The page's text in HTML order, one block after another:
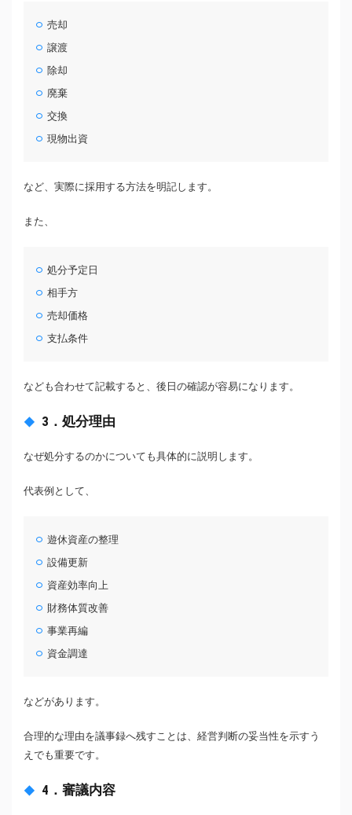
売却
譲渡
除却
廃棄
交換
現物出資
など、実際に採用する方法を明記します。
また、
処分予定日
相手方
売却価格
支払条件
なども合わせて記載すると、後日の確認が容易になります。
3．処分理由
なぜ処分するのかについても具体的に説明します。
代表例として、
遊休資産の整理
設備更新
資産効率向上
財務体質改善
事業再編
資金調達
などがあります。
合理的な理由を議事録へ残すことは、経営判断の妥当性を示すう
えでも重要です。
4．審議内容